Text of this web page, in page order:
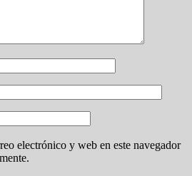
electrónico y web en este navegador